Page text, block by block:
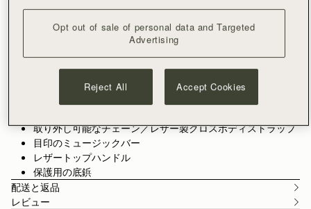
ベストセラーのトートにマストな新サイズが登場 - The Mini
Toteは、何シーズンにもわたって愛用できる、毎日使っても飽
きのこないナノとミディ・トートの中間サイズのバッグです。
もっと見る
スペインで手作り
イタリアンカウスプリットスエード
取り外し可能なチェーン／レザー製クロスボディストラップ
目印のミュージックバー
レザートップハンドル
保護用の底鋲
配送と返品
レビュー
Opt out of sale of personal data and Targeted
Advertising
Reject All Accept Cookies